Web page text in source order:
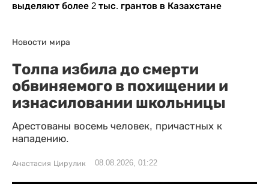
выделяют более 2 тыс. грантов в Казахстане
Новости мира
Толпа избила до смерти
обвиняемого в похищении и
изнасиловании школьницы
Арестованы восемь человек, причастных к
нападению.
Анастасия Цирулик 08.08.2026, 01:22